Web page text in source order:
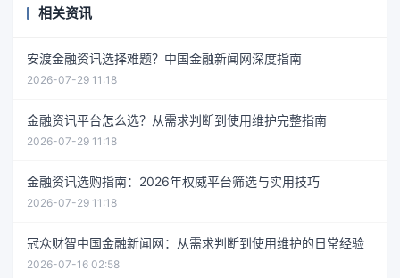
相关资讯
安渡金融资讯选择难题？中国金融新闻网深度指南
2026-07-29 11:18
金融资讯平台怎么选？从需求判断到使用维护完整指南
2026-07-29 11:18
金融资讯选购指南：2026年权威平台筛选与实用技巧
2026-07-29 11:18
冠众财智中国金融新闻网：从需求判断到使用维护的日常经验
2026-07-16 02:58